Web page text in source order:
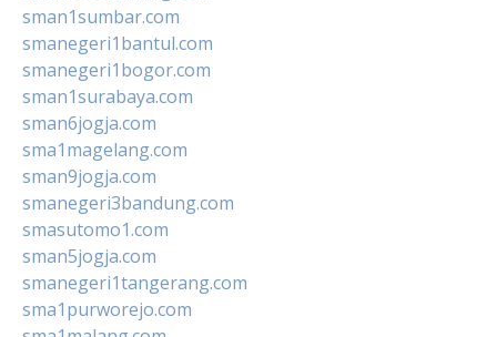
sman1sumbar.com
smanegeri1bantul.com
smanegeri1bogor.com
sman1surabaya.com
sman6jogja.com
sma1magelang.com
sman9jogja.com
smanegeri3bandung.com
smasutomo1.com
sman5jogja.com
smanegeri1tangerang.com
sma1purworejo.com